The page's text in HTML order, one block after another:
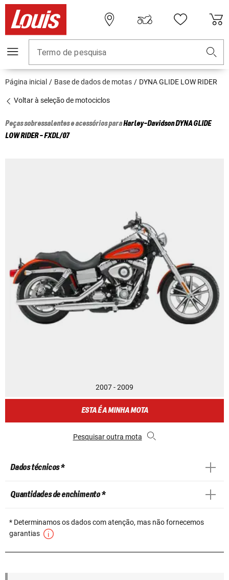
Termo de pesquisa
Página inicial Base de dados de motas DYNA GLIDE LOW RIDER
Voltar à seleção de motociclos
Peças sobressalentes e acessórios paraHarley-DavidsonDYNA GLIDE
LOW RIDER - FXDL/07
2007 - 2009
ESTA É A MINHA MOTA
Pesquisar outra mota
Dados técnicos *
Quantidades de enchimento *
* Determinamos os dados com atenção, mas não fornecemos
garantias